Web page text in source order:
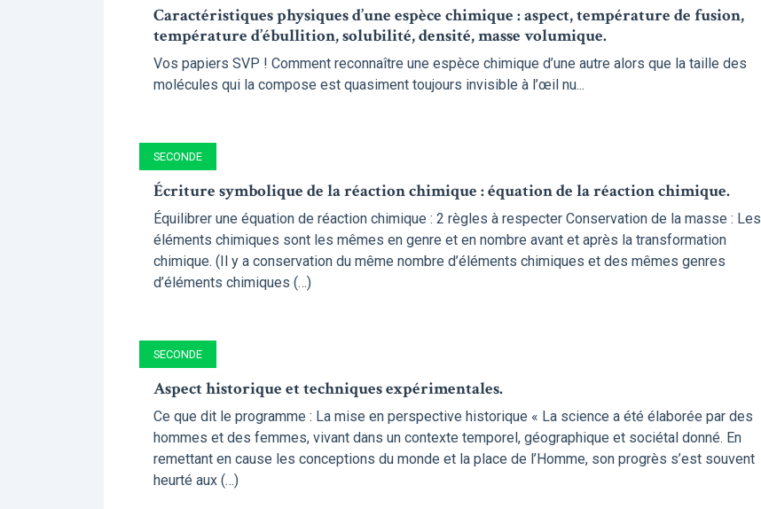
Caractéristiques physiques d’une espèce chimique : aspect, température de fusion,
température d’ébullition, solubilité, densité, masse volumique.
Vos papiers SVP ! Comment reconnaître une espèce chimique d’une autre alors que la taille des
molécules qui la compose est quasiment toujours invisible à l’œil nu...
SECONDE
Écriture symbolique de la réaction chimique : équation de la réaction chimique.
Équilibrer une équation de réaction chimique : 2 règles à respecter Conservation de la masse : Les
éléments chimiques sont les mêmes en genre et en nombre avant et après la transformation
chimique. (Il y a conservation du même nombre d’éléments chimiques et des mêmes genres
d’éléments chimiques (…)
SECONDE
Aspect historique et techniques expérimentales.
Ce que dit le programme : La mise en perspective historique « La science a été élaborée par des
hommes et des femmes, vivant dans un contexte temporel, géographique et sociétal donné. En
remettant en cause les conceptions du monde et la place de l’Homme, son progrès s’est souvent
heurté aux (…)